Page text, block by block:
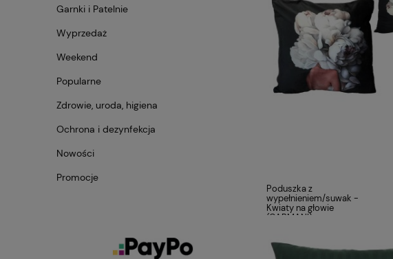
Garnki i Patelnie
Wyprzedaż
Weekend
Popularne
Zdrowie, uroda, higiena
Ochrona i dezynfekcja
Nowości
Promocje
Poduszka z
wypełnieniem/suwak -
Kwiaty na głowie
(CARMANI)